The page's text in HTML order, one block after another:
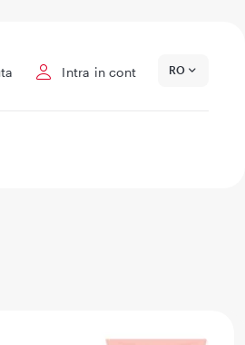
Intra in cont RO